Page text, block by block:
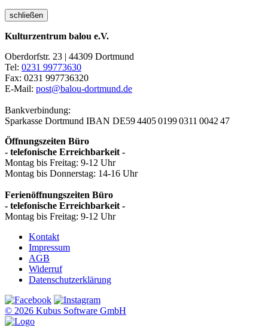
schließen
Kulturzentrum balou e.V.
Oberdorfstr. 23 | 44309 Dortmund
Tel: 0231 99773630
Fax: 0231 997736320
E-Mail: post@balou-dortmund.de
Bankverbindung:
Sparkasse Dortmund IBAN DE59 4405 0199 0311 0042 47
Öffnungszeiten Büro
- telefonische Erreichbarkeit -
Montag bis Freitag: 9-12 Uhr
Montag bis Donnerstag: 14-16 Uhr
Ferienöffnungszeiten Büro
- telefonische Erreichbarkeit -
Montag bis Freitag: 9-12 Uhr
Kontakt
Impressum
AGB
Widerruf
Datenschutzerklärung
© 2026 Kubus Software GmbH